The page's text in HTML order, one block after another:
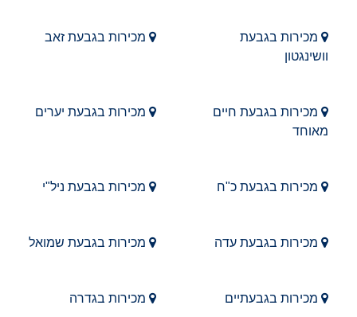
מכירות בגבעת
וושינגטון
מכירות בגבעת זאב
מכירות בגבעת חיים
מאוחד
מכירות בגבעת יערים
מכירות בגבעת כ"ח מכירות בגבעת ניל"י
מכירות בגבעת עדה מכירות בגבעת שמואל
מכירות בגבעתיים מכירות בגדרה